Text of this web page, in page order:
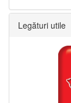
Legături utile